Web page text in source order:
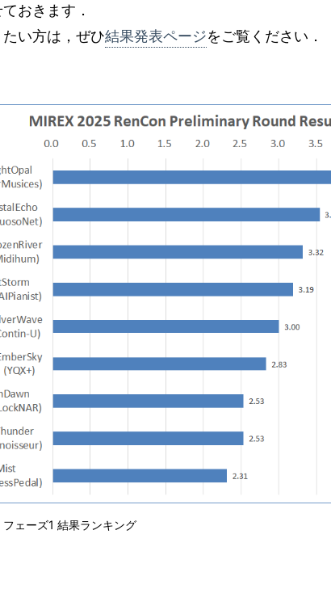
おきます．
い方は，ぜひ結果発表ページをご覧ください．
ェーズ1 結果ランキング